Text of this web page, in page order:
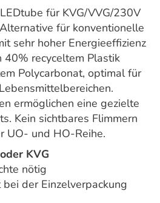
für KVG/VVG/230V
für konventionelle
sehr hoher Energieeffizienz
40% recyceltem Plastik
Polycarbonat, optimal für
ermöglichen eine gezielte
Kein sichtbares Flimmern
UO- und HO-Reihe.
KVG
nötig
der Einzelverpackung